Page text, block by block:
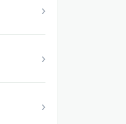
›
›
›